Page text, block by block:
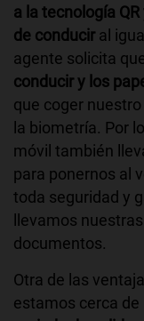
a la tecnología
de conducir al
agente solicita
conducir y los
que coger
la biometría. Por
móvil también
para ponernos al
toda seguridad y
llevamos
documentos.
Otra de las
estamos cerca de